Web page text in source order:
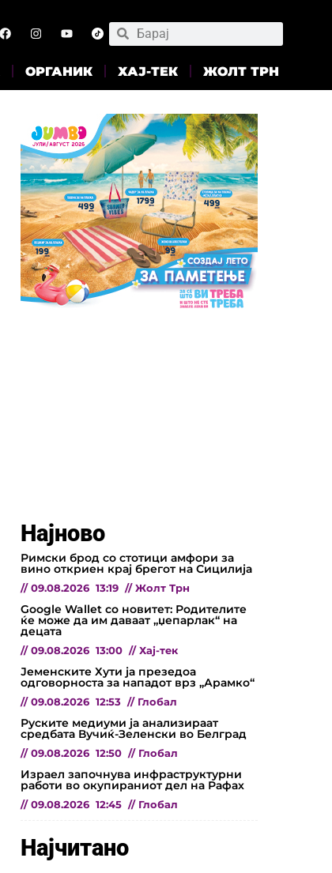
ОРГАНИК ХАЈ-ТЕК ЖОЛТ ТРН
Најново
Римски брод со стотици амфори за
вино откриен крај брегот на Сицилија
// 09.08.2026 13:19 // Жолт Трн
Google Wallet со новитет: Родителите
ќе може да им даваат „џепарлак“ на
децата
// 09.08.2026 13:00 // Хај-тек
Јеменските Хути ја презедоа
одговорноста за нападот врз „Арамко“
// 09.08.2026 12:53 // Глобал
Руските медиуми ја анализираат
средбата Вучиќ-Зеленски во Белград
// 09.08.2026 12:50 // Глобал
Израел започнува инфраструктурни
работи во окупираниот дел на Рафах
// 09.08.2026 12:45 // Глобал
Најчитано